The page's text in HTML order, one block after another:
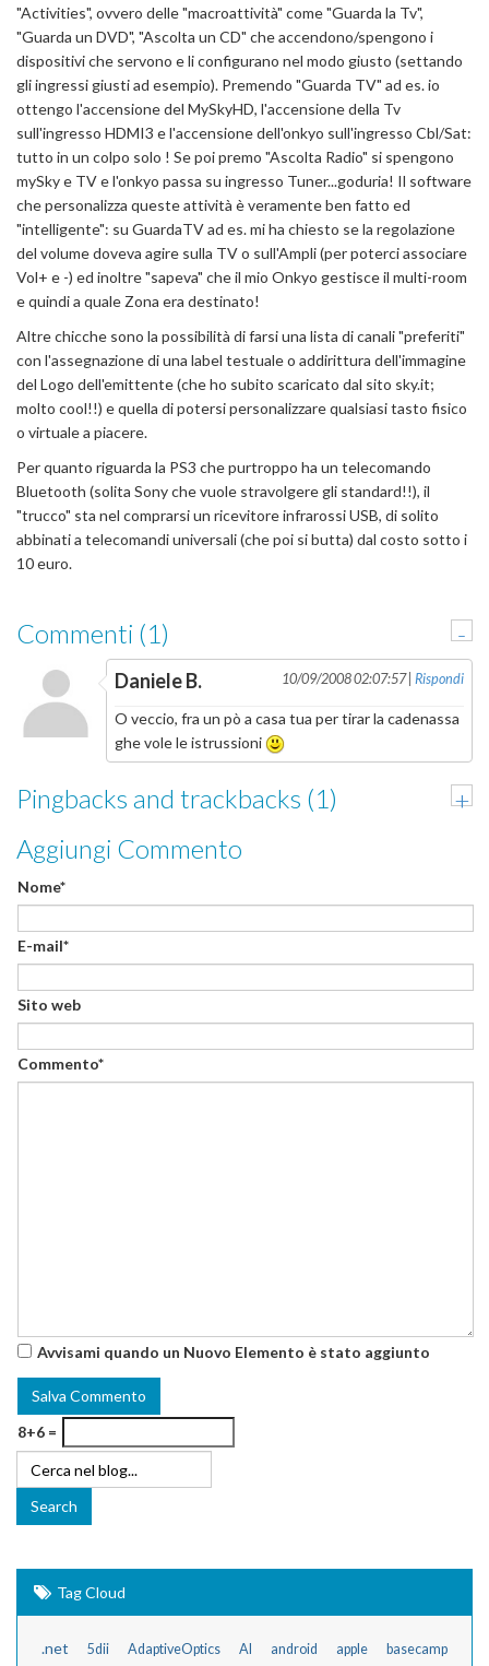
"Activities", ovvero delle "macroattività" come "Guarda la Tv",
"Guarda un DVD", "Ascolta un CD" che accendono/spengono i
dispositivi che servono e li configurano nel modo giusto (settando
gli ingressi giusti ad esempio). Premendo "Guarda TV" ad es. io
ottengo l'accensione del MySkyHD, l'accensione della Tv
sull'ingresso HDMI3 e l'accensione dell'onkyo sull'ingresso Cbl/Sat:
tutto in un colpo solo ! Se poi premo "Ascolta Radio" si spengono
mySky e TV e l'onkyo passa su ingresso Tuner...goduria! Il software
che personalizza queste attività è veramente ben fatto ed
"intelligente": su GuardaTV ad es. mi ha chiesto se la regolazione
del volume doveva agire sulla TV o sull'Ampli (per poterci associare
Vol+ e -) ed inoltre "sapeva" che il mio Onkyo gestisce il multi-room
e quindi a quale Zona era destinato!
Altre chicche sono la possibilità di farsi una lista di canali "preferiti"
con l'assegnazione di una label testuale o addirittura dell'immagine
del Logo dell'emittente (che ho subito scaricato dal sito sky.it;
molto cool!!) e quella di potersi personalizzare qualsiasi tasto fisico
o virtuale a piacere.
Per quanto riguarda la PS3 che purtroppo ha un telecomando
Bluetooth (solita Sony che vuole stravolgere gli standard!!), il
"trucco" sta nel comprarsi un ricevitore infrarossi USB, di solito
abbinati a telecomandi universali (che poi si butta) dal costo sotto i
10 euro.
Commenti (1) -
Daniele B. 10/09/2008 02:07:57 | Rispondi
O veccio, fra un pò a casa tua per tirar la cadenassa
ghe vole le istrussioni
Pingbacks and trackbacks (1)
+
Aggiungi Commento
Nome*
E-mail*
Sito web
Commento*
Avvisami quando un Nuovo Elemento è stato aggiunto
8+6 =
Tag Cloud
.net 5dii AdaptiveOptics AI android apple basecamp